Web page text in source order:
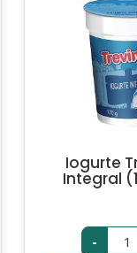
Iogurte
Integral
-